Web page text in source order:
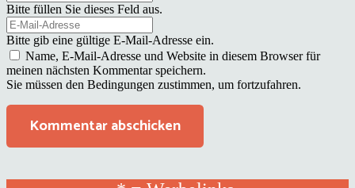
Bitte füllen Sie dieses Feld aus.
Bitte gib eine gültige E-Mail-Adresse ein.
Name, E-Mail-Adresse und Website in diesem Browser für
meinen nächsten Kommentar speichern.
Sie müssen den Bedingungen zustimmen, um fortzufahren.
Kommentar abschicken